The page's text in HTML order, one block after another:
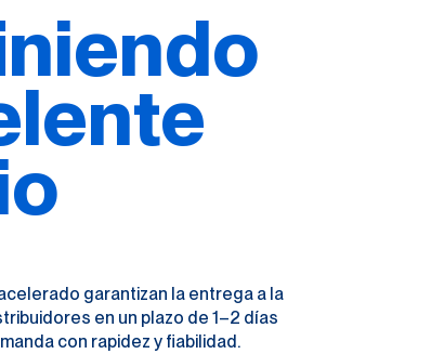
garantizan la entrega a la
en un plazo de 1–2 días
con rapidez y fiabilidad.